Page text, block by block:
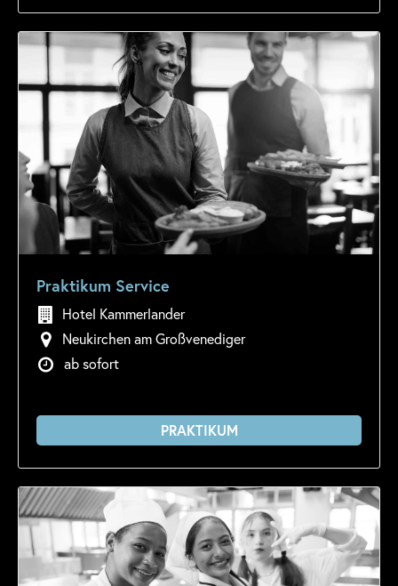
Praktikum Service
Hotel Kammerlander
Neukirchen am Großvenediger
ab sofort
PRAKTIKUM